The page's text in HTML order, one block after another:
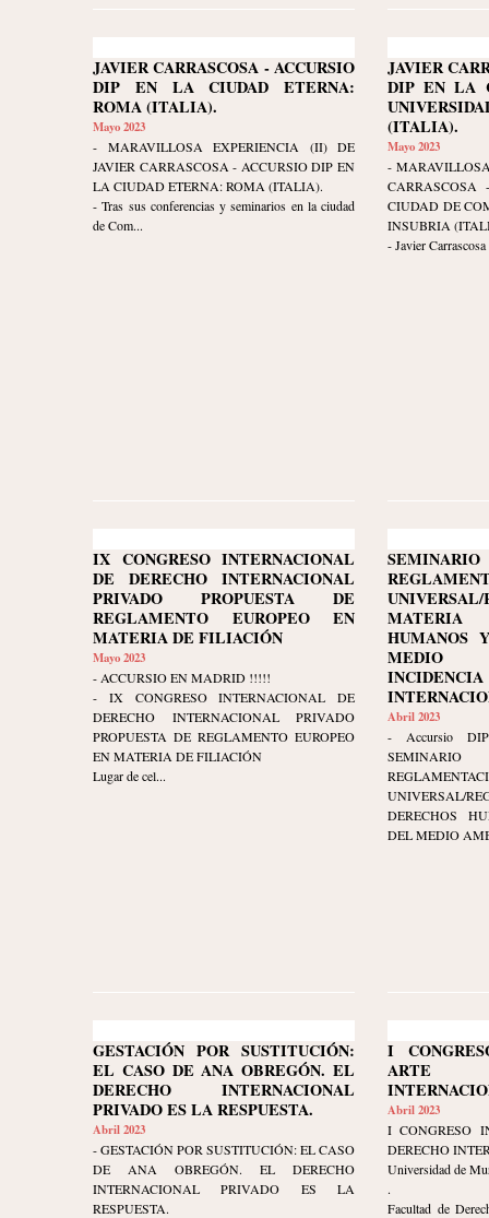
JAVIER CARRASCOSA - ACCURSIO
DIP EN LA CIUDAD ETERNA:
ROMA (ITALIA).
Mayo 2023
- MARAVILLOSA EXPERIENCIA (II) DE
JAVIER CARRASCOSA - ACCURSIO DIP EN
LA CIUDAD ETERNA: ROMA (ITALIA).
- Tras sus conferencias y seminarios en la ciudad
de Com...
JAVIER
DIP EN LA
(ITALIA).
Mayo 2023
-
CIUDAD DE
INSUBRIA
- Javier
IX CONGRESO INTERNACIONAL
DE DERECHO INTERNACIONAL
PRIVADO PROPUESTA DE
REGLAMENTO EUROPEO EN
MATERIA DE FILIACIÓN
Mayo 2023
- ACCURSIO EN MADRID !!!!!
- IX CONGRESO INTERNACIONAL DE
DERECHO INTERNACIONAL PRIVADO
PROPUESTA DE REGLAMENTO EUROPEO
EN MATERIA DE FILIACIÓN
Lugar de cel...
HUMANOS
MEDIO
Abril 2023
- Accursio
UNIVERSAL/
DERECHOS
DEL MEDIO
GESTACIÓN POR SUSTITUCIÓN:
EL CASO DE ANA OBREGÓN. EL
DERECHO INTERNACIONAL
PRIVADO ES LA RESPUESTA.
Abril 2023
- GESTACIÓN POR SUSTITUCIÓN: EL CASO
DE ANA OBREGÓN. EL DERECHO
INTERNACIONAL PRIVADO ES LA
RESPUESTA.
I
ARTE
Abril 2023
I CONGRESO
DERECHO
Universidad de
.
Facultad de